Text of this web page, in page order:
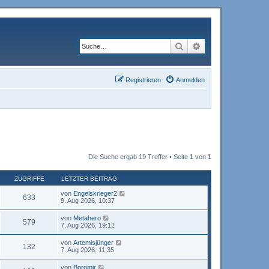
Suche
Anmelden
Registrieren
Die Suche ergab 19 Treffer • Seite 1 von 1
ZUGRIFFE LETZTER BEITRAG
633 von Engelskrieger2
9. Aug 2026, 10:37
579 von Metahero
7. Aug 2026, 19:12
132 von Artemisjünger
7. Aug 2026, 11:35
von Boromir